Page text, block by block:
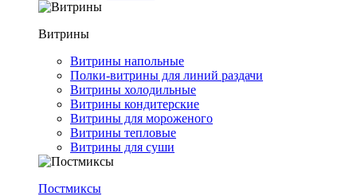
Витрины
Витрины напольные
Полки-витрины для линий раздачи
Витрины холодильные
Витрины кондитерские
Витрины для мороженого
Витрины тепловые
Витрины для суши
Постмиксы